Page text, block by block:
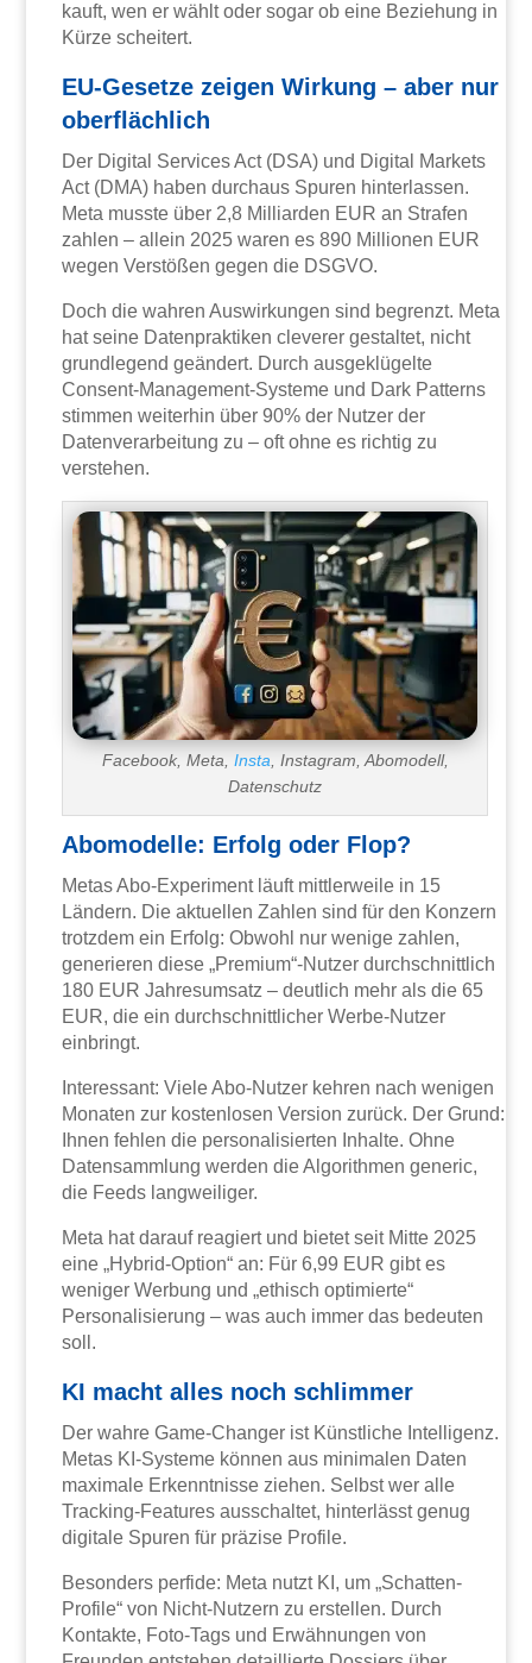
kauft, wen er wählt oder sogar ob eine Beziehung in
Kürze scheitert.
EU-Gesetze zeigen Wirkung – aber nur
oberflächlich
Der Digital Services Act (DSA) und Digital Markets
Act (DMA) haben durchaus Spuren hinterlassen.
Meta musste über 2,8 Milliarden EUR an Strafen
zahlen – allein 2025 waren es 890 Millionen EUR
wegen Verstößen gegen die DSGVO.
Doch die wahren Auswirkungen sind begrenzt. Meta
hat seine Datenpraktiken cleverer gestaltet, nicht
grundlegend geändert. Durch ausgeklügelte
Consent-Management-Systeme und Dark Patterns
stimmen weiterhin über 90% der Nutzer der
Datenverarbeitung zu – oft ohne es richtig zu
verstehen.
Facebook, Meta, Insta , Instagram, Abomodell,
Datenschutz
Abomodelle: Erfolg oder Flop?
Metas Abo-Experiment läuft mittlerweile in 15
Ländern. Die aktuellen Zahlen sind für den Konzern
trotzdem ein Erfolg: Obwohl nur wenige zahlen,
generieren diese „Premium“-Nutzer durchschnittlich
180 EUR Jahresumsatz – deutlich mehr als die 65
EUR, die ein durchschnittlicher Werbe-Nutzer
einbringt.
Interessant: Viele Abo-Nutzer kehren nach wenigen
Monaten zur kostenlosen Version zurück. Der Grund:
Ihnen fehlen die personalisierten Inhalte. Ohne
Datensammlung werden die Algorithmen generic,
die Feeds langweiliger.
Meta hat darauf reagiert und bietet seit Mitte 2025
eine „Hybrid-Option“ an: Für 6,99 EUR gibt es
weniger Werbung und „ethisch optimierte“
Personalisierung – was auch immer das bedeuten
soll.
KI macht alles noch schlimmer
Der wahre Game-Changer ist Künstliche Intelligenz.
Metas KI-Systeme können aus minimalen Daten
maximale Erkenntnisse ziehen. Selbst wer alle
Tracking-Features ausschaltet, hinterlässt genug
digitale Spuren für präzise Profile.
Besonders perfide: Meta nutzt KI, um „Schatten-
Profile“ von Nicht-Nutzern zu erstellen. Durch
Kontakte, Foto-Tags und Erwähnungen von